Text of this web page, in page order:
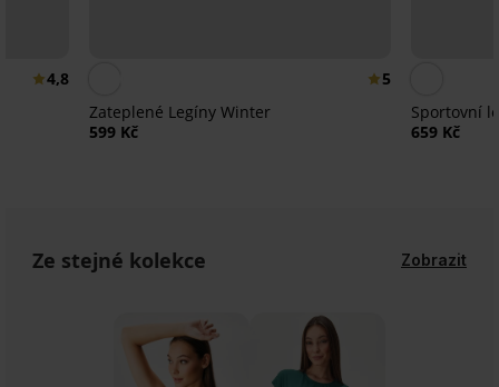
4,8
5
Zateplené Legíny Winter
599 Kč
Sportovní
659 Kč
Ze stejné kolekce Zobrazit